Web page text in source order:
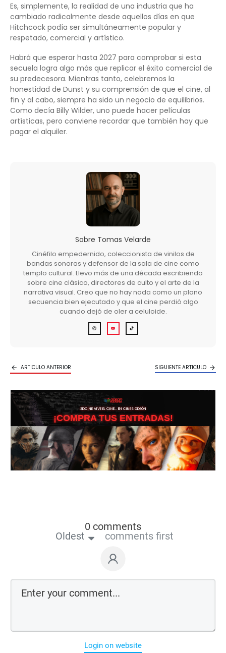
Es, simplemente, la realidad de una industria que ha
cambiado radicalmente desde aquellos días en que
Hitchcock podía ser simultáneamente popular y
respetado, comercial y artístico.
Habrá que esperar hasta 2027 para comprobar si esta
secuela logra algo más que replicar el éxito comercial de
su predecesora. Mientras tanto, celebremos la
honestidad de Dunst y su comprensión de que el cine, al
fin y al cabo, siempre ha sido un negocio de equilibrios.
Como decía Billy Wilder, uno puede hacer películas
artísticas, pero conviene recordar que también hay que
pagar el alquiler.
Sobre Tomas Velarde
Cinéfilo empedernido, coleccionista de vinilos de
bandas sonoras y defensor de la sala de cine como
templo cultural. Llevo más de una década escribiendo
sobre cine clásico, directores de culto y el arte de la
narrativa visual. Creo que no hay nada como un plano
secuencia bien ejecutado y que el cine perdió algo
cuando dejó de oler a celuloide.
ARTICULO ANTERIOR SIGUIENTE ARTICULO
3DCINE VIVE EL CINE… EN CINES ODEÓN
¡COMPRA TUS ENTRADAS!
0 comments
Oldest comments first
Login on website